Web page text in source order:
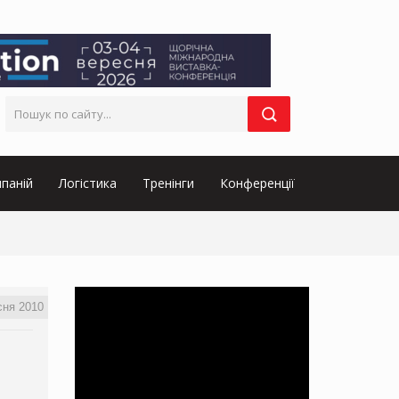
Логістика Тренінги Конференції
2010